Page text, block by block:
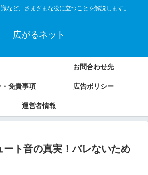
など、さまざまな役に立つことを解説します。
広がるネット
お問合わせ先
免責事項 広告ポリシー
運営者情報
ート音の真実！バレないため